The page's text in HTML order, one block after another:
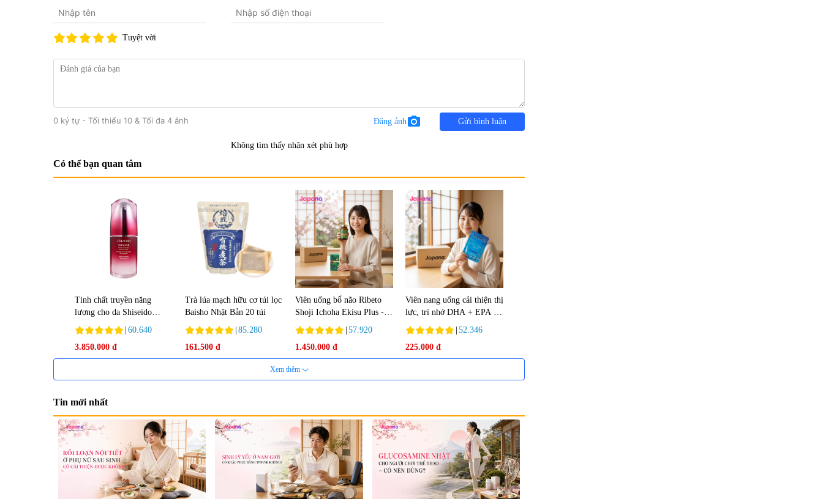
Tuyệt vời
0 ký tự - Tối thiểu 10 & Tối đa 4 ảnh Đăng ảnh photo_camera Gửi bình luận
Không tìm thấy nhận xét phù hợp
Có thể bạn quan tâm
Tinh chất truyền năng
lượng cho da Shiseido
Ultimune Power 75ml
60.640
3.850.000 đ
Trà lúa mạch hữu cơ túi lọc
Baisho Nhật Bản 20 túi
85.280
161.500 đ
Viên uống bổ não Ribeto
Shoji Ichoha Ekisu Plus -
90 viên
57.920
1.450.000 đ
Viên nang uống cải thiện thị
lực, trí nhớ DHA + EPA +
Flaxseed Oil 30 viên/gói -
Date 02/2027
52.346
225.000 đ
Tẩy tế bào chết Nichiei
Bussan Nano NMN+
Viên uống hỗ trợ bền thành
mạch, ngừa tai biến Elastin
Viên uống bổ gan Ribeto
Shoji Hepaclean 60 viên
Viên uống hỗ trợ cải thiện
thoát vị đĩa đệm Kyoto Has
Xem thêm
Tin mới nhất